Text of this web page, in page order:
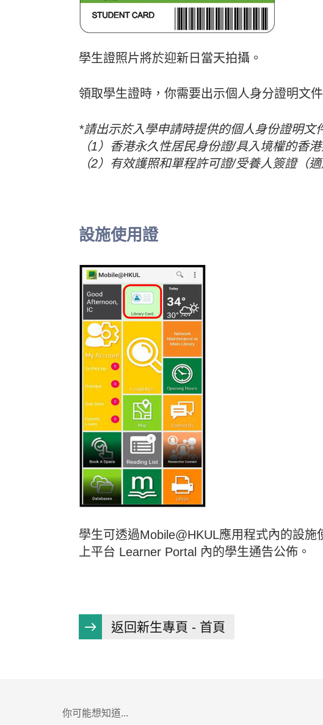
學生證照片將於迎新日當天拍攝。
領取學生證時，你需要出示個人身分證明文件
*請出示於入學申請時提供的個人身份證明文
（1）香港永久性居民身份證/具入境權的香
（2）有效護照和單程許可證/受養人簽證（
設施使用證
學生可透過Mobile@HKUL應用程式內的設
上平台 Learner Portal 內的學生通告公佈。
返回新生專頁 - 首頁
你可能想知道...